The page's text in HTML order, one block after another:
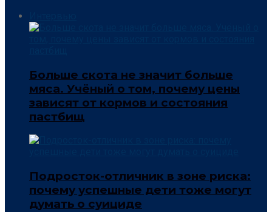
Больше скота не значит больше
мяса. Учёный о том, почему цены
зависят от кормов и состояния
пастбищ
Подросток-отличник в зоне риска:
почему успешные дети тоже могут
думать о суициде